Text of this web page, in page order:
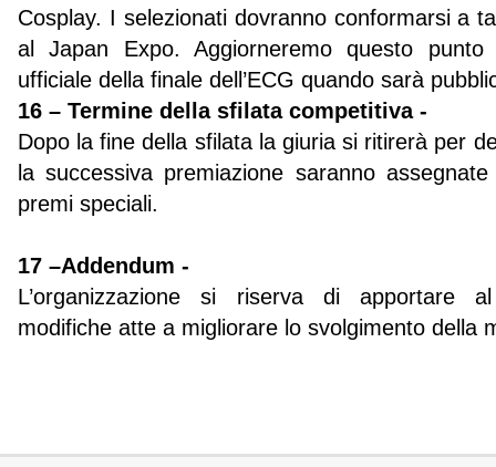
Cosplay. I selezionati dovranno conformarsi a
al Japan Expo. Aggiorneremo questo
ufficiale della finale dell’ECG quando sarà
16 – Termine della sfilata competitiva -
Dopo la fine della sfilata la giuria si ritirerà per
la successiva premiazione saranno
premi speciali.
17 –Addendum -
L’organizzazione si riserva di apportare
modifiche atte a migliorare lo svolgimento della